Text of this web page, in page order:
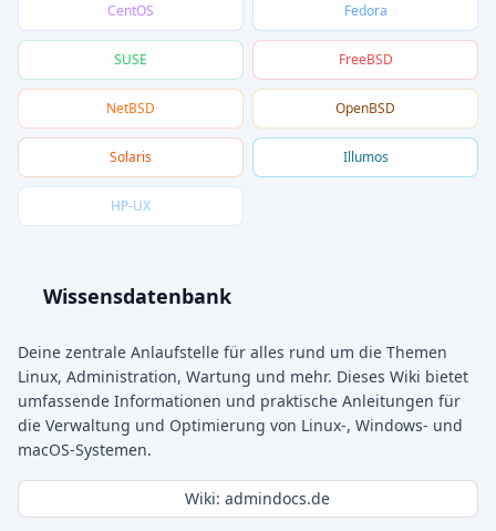
CentOS Fedora
SUSE FreeBSD
NetBSD OpenBSD
Solaris Illumos
HP-UX
Wissensdatenbank
Deine zentrale Anlaufstelle für alles rund um die Themen
Linux, Administration, Wartung und mehr. Dieses Wiki bietet
umfassende Informationen und praktische Anleitungen für
die Verwaltung und Optimierung von Linux-, Windows- und
macOS-Systemen.
Wiki: admindocs.de